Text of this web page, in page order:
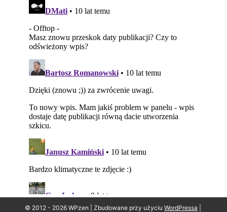
© 2012 - 2026 WPzen | Zbudowane przy użyciu WordPressa